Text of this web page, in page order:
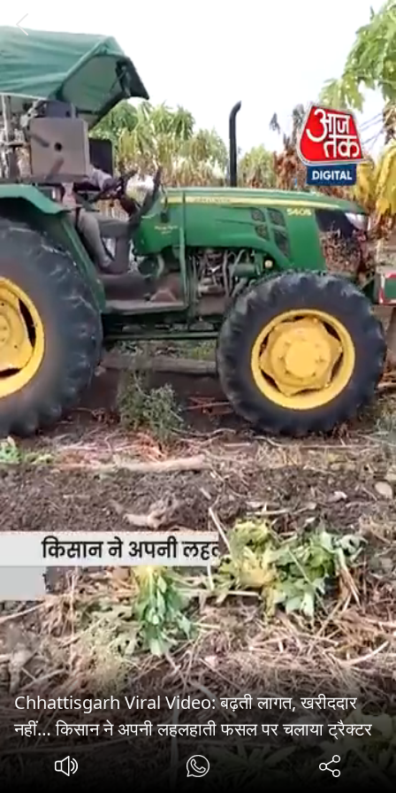
Chhattisgarh Viral Video: बढ़ती लागत, खरीददार
नहीं… किसान ने अपनी लहलहाती फसल पर चलाया ट्रैक्टर